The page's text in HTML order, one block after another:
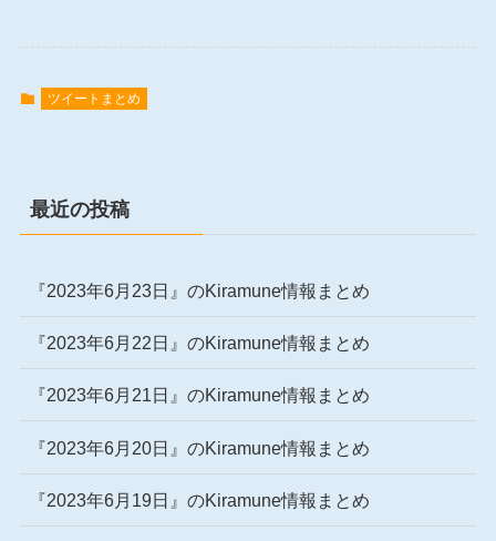
ツイートまとめ
最近の投稿
『2023年6月23日』のKiramune情報まとめ
『2023年6月22日』のKiramune情報まとめ
『2023年6月21日』のKiramune情報まとめ
『2023年6月20日』のKiramune情報まとめ
『2023年6月19日』のKiramune情報まとめ